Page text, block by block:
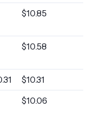
$10.85
$10.58
$10.31
$10.06